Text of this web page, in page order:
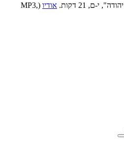
ם, 21 דקות. אודיו (MP3,